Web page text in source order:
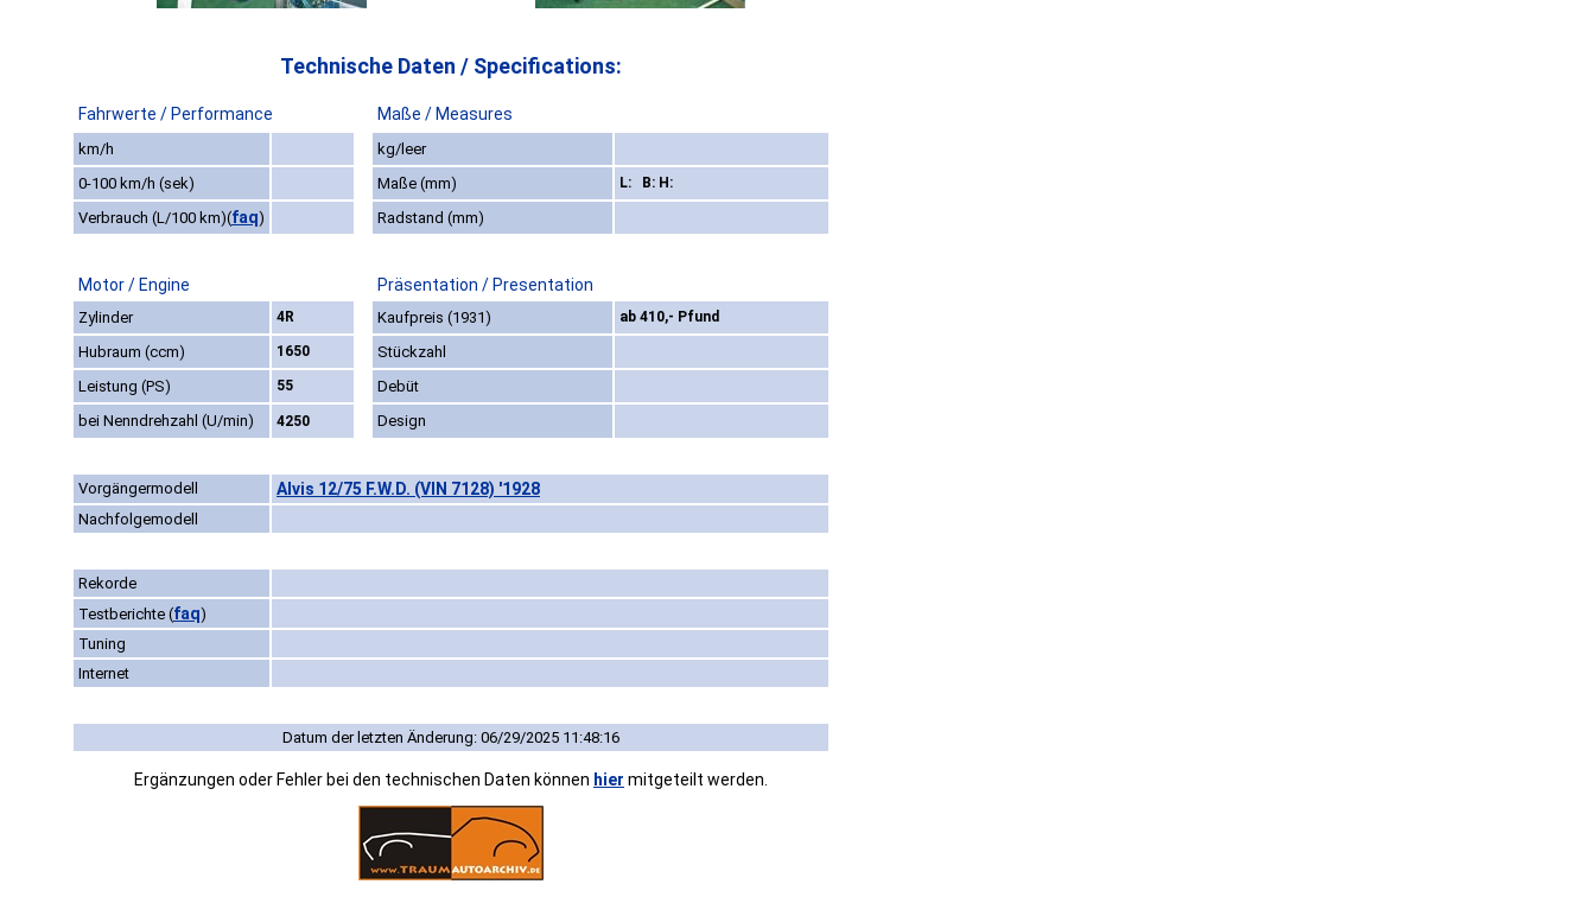
Technische Daten / Specifications:
Fahrwerte / Performance Maße / Measures
km/h
kg/leer
0-100 km/h (sek)
Maße (mm) L: B: H:
Verbrauch (L/100 km)(faq) Radstand (mm)
Motor / Engine Präsentation / Presentation
Zylinder 4R Kaufpreis (1931) ab 410,- Pfund
Hubraum (ccm) 1650
Stückzahl
Leistung (PS)
55
Debüt
bei Nenndrehzahl (U/min)
4250 Design
Vorgängermodell Alvis 12/75 F.W.D. (VIN 7128) '1928
Nachfolgemodell
Rekorde
Testberichte (faq)
Tuning
Internet
Datum der letzten Änderung: 06/29/2025 11:48:16
Ergänzungen oder Fehler bei den technischen Daten können hier mitgeteilt werden.